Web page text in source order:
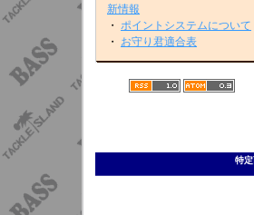
新情報
・ ポイントシステムについて
・ お守り君適合表
特